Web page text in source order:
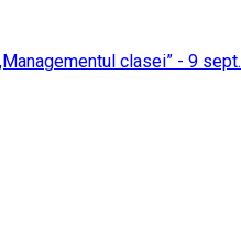
clasei” - 9 sept.